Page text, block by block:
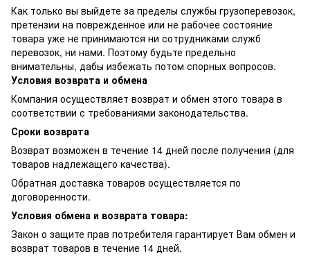
Как только вы выйдете за пределы службы грузоперевозок,
претензии на поврежденное или не рабочее состояние
товара уже не принимаются ни сотрудниками служб
перевозок, ни нами. Поэтому будьте предельно
внимательны, дабы избежать потом спорных вопросов.
Условия возврата и обмена
Компания осуществляет возврат и обмен этого товара в
соответствии с требованиями законодательства.
Сроки возврата
Возврат возможен в течение 14 дней после получения (для
товаров надлежащего качества).
Обратная доставка товаров осуществляется по
договоренности.
Условия обмена и возврата товара:
Закон о защите прав потребителя гарантирует Вам обмен и
возврат товаров в течение 14 дней.